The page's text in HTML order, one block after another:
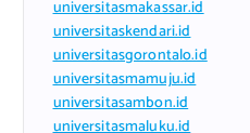
universitasmakassar.id
universitaskendari.id
universitasgorontalo.id
universitasmamuju.id
universitasambon.id
universitasmaluku.id